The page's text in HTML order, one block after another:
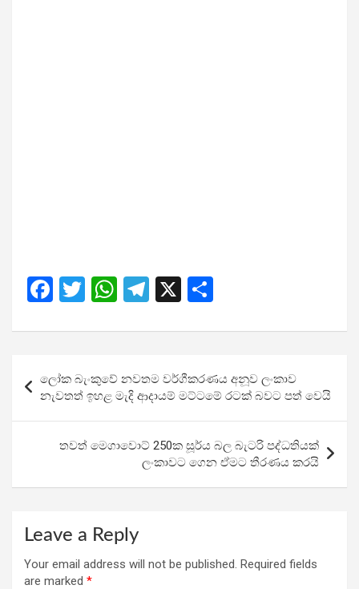
F
ce
b
o
o
k
T
tt
W
at
A
p
p
T
e
gr
a
m
X
ar
navigation
ලෝක බැංකුවේ නවතම වර්ගීකරණය අනූව ලංකාව
නැවතත් ඉහළ මැදි ආදායම් මට්ටමේ රටක් බවට පත් වෙයි
තවත් මෙගාවොට් 250ක සූර්ය බල බැටරි පද්ධතියක්
ලංකාවට ගෙන ඒමට තීරණය කරයි
Leave a Reply
Your email address will not be published. Required fields
are marked *